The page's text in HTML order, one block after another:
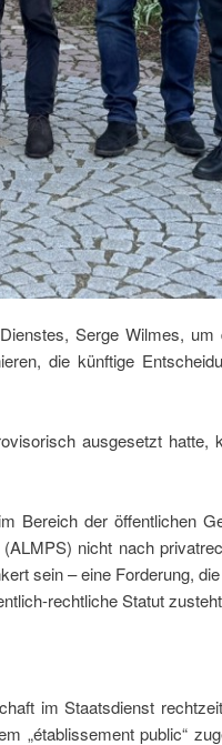
Serge Wilmes,
die künftige
ausgesetzt
Bereich der öffentlichen
(ALMPS) nicht nach
sein – eine Forderung,
rechtliche Statut
im Staatsdienst
„établissement public“